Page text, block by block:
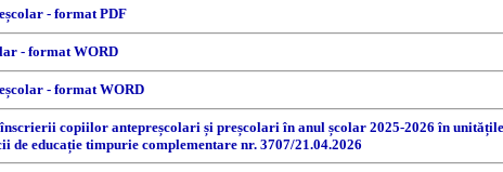
- format PDF
- format WORD
- format WORD
copiilor antepreșcolari și preșcolari în anul școlar 2025-2026 în
de educație timpurie complementare nr. 3707/21.04.2026